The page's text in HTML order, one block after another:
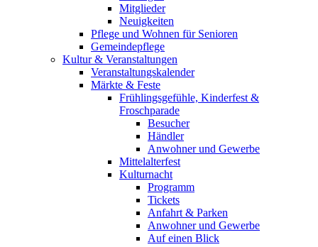
Mitglieder
Neuigkeiten
Pflege und Wohnen für Senioren
Gemeindepflege
Kultur & Veranstaltungen
Veranstaltungskalender
Märkte & Feste
Frühlingsgefühle, Kinderfest &
Froschparade
Besucher
Händler
Anwohner und Gewerbe
Mittelalterfest
Kulturnacht
Programm
Tickets
Anfahrt & Parken
Anwohner und Gewerbe
Auf einen Blick